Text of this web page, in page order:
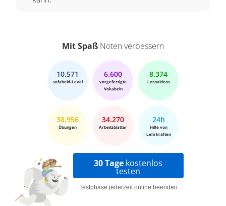
Mit Spaß Noten verbessern
10.571
sofaheld-Level
6.600
vorgefertigte
Vokabeln
8.374
Lernvideos
38.956
Übungen
34.270
Arbeitsblätter
24h
Hilfe von
Lehrkräften
30 Tage kostenlos
testen
Testphase jederzeit online beenden